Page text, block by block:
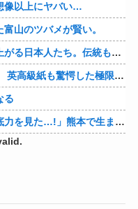
像以上にヤバい…
山のツバメが賢い。
「アニソンで全力で盆踊りして盛り上がる日本人たち。伝統もオタクもこの熱量、素晴らしい」→女さんブチギレ「これを見て『日本の品格が落ちた』と思いま…
海外「日本人はなんて気高いんだ！」 英高級紙も驚愕した極限の中の日本人の姿に世界が衝撃
る
【仰天】ドイツ人「熊本で日本人の底力を見た…!」熊本で生まれて初めて震度7の大地震を経験したドイツ人。直後、日本人たちの行動に衝撃を受けてしまう…